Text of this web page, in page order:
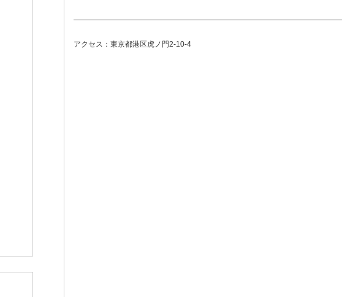
————————————————————————————————————–
アクセス：東京都港区虎ノ門2-10-4